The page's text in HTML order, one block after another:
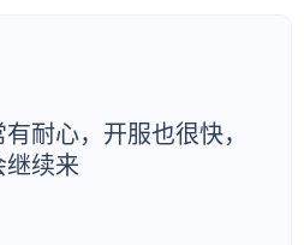
耐心，开服也很快，
继续来